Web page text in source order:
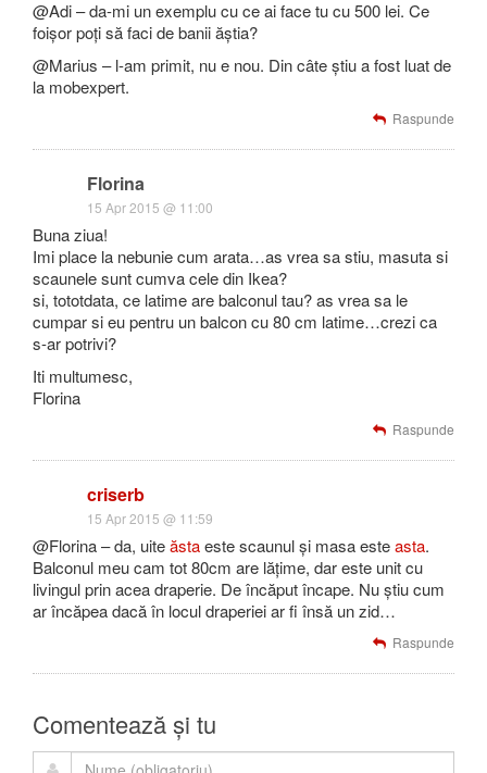
@Adi – da-mi un exemplu cu ce ai face tu cu 500 lei. Ce
foișor poți să faci de banii ăștia?
@Marius – l-am primit, nu e nou. Din câte știu a fost luat de
la mobexpert.
Raspunde
Florina
15 Apr 2015 @ 11:00
Buna ziua!
Imi place la nebunie cum arata…as vrea sa stiu, masuta si
scaunele sunt cumva cele din Ikea?
si, tototdata, ce latime are balconul tau? as vrea sa le
cumpar si eu pentru un balcon cu 80 cm latime…crezi ca
s-ar potrivi?
Iti multumesc,
Florina
Raspunde
criserb
15 Apr 2015 @ 11:59
@Florina – da, uiteăstaeste scaunul și masa esteasta.
Balconul meu cam tot 80cm are lățime, dar este unit cu
livingul prin acea draperie. De încăput încape. Nu știu cum
ar încăpea dacă în locul draperiei ar fi însă un zid…
Raspunde
Comentează și tu